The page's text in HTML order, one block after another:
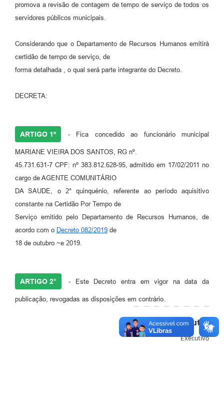
promova a revisão de contagem de tempo de serviço de todos os
servidores públicos municipais.
Considerando que o Departamento de Recursos Humanos emitirá
certidão de tempo de serviço, de
forma detalhada , o qual será parte integrante do Decreto.
DECRETA:
ARTIGO 1º - Fica concedido ao funcionário municipal
MARIANE VIEIRA DOS SANTOS, RG nº.
45.731.631-7 CPF: nº 383.812.628-95, admitido em 17/02/2011 no
cargo de AGENTE COMUNITÁRIO
DA SAUDE, o 2° quinquénio, referente ao período aquisitivo
constante na Certidão Por Tempo de
Serviço emitido pelo Departamento de Recursos Humanos, de
acordo com o Decreto 082/2019 de
18 de outubro ~e 2019.
ARTIGO 2° - Este Decreto entra em vigor na data da
publicação, revogadas as disposições em contrário.
Autor
Executivo